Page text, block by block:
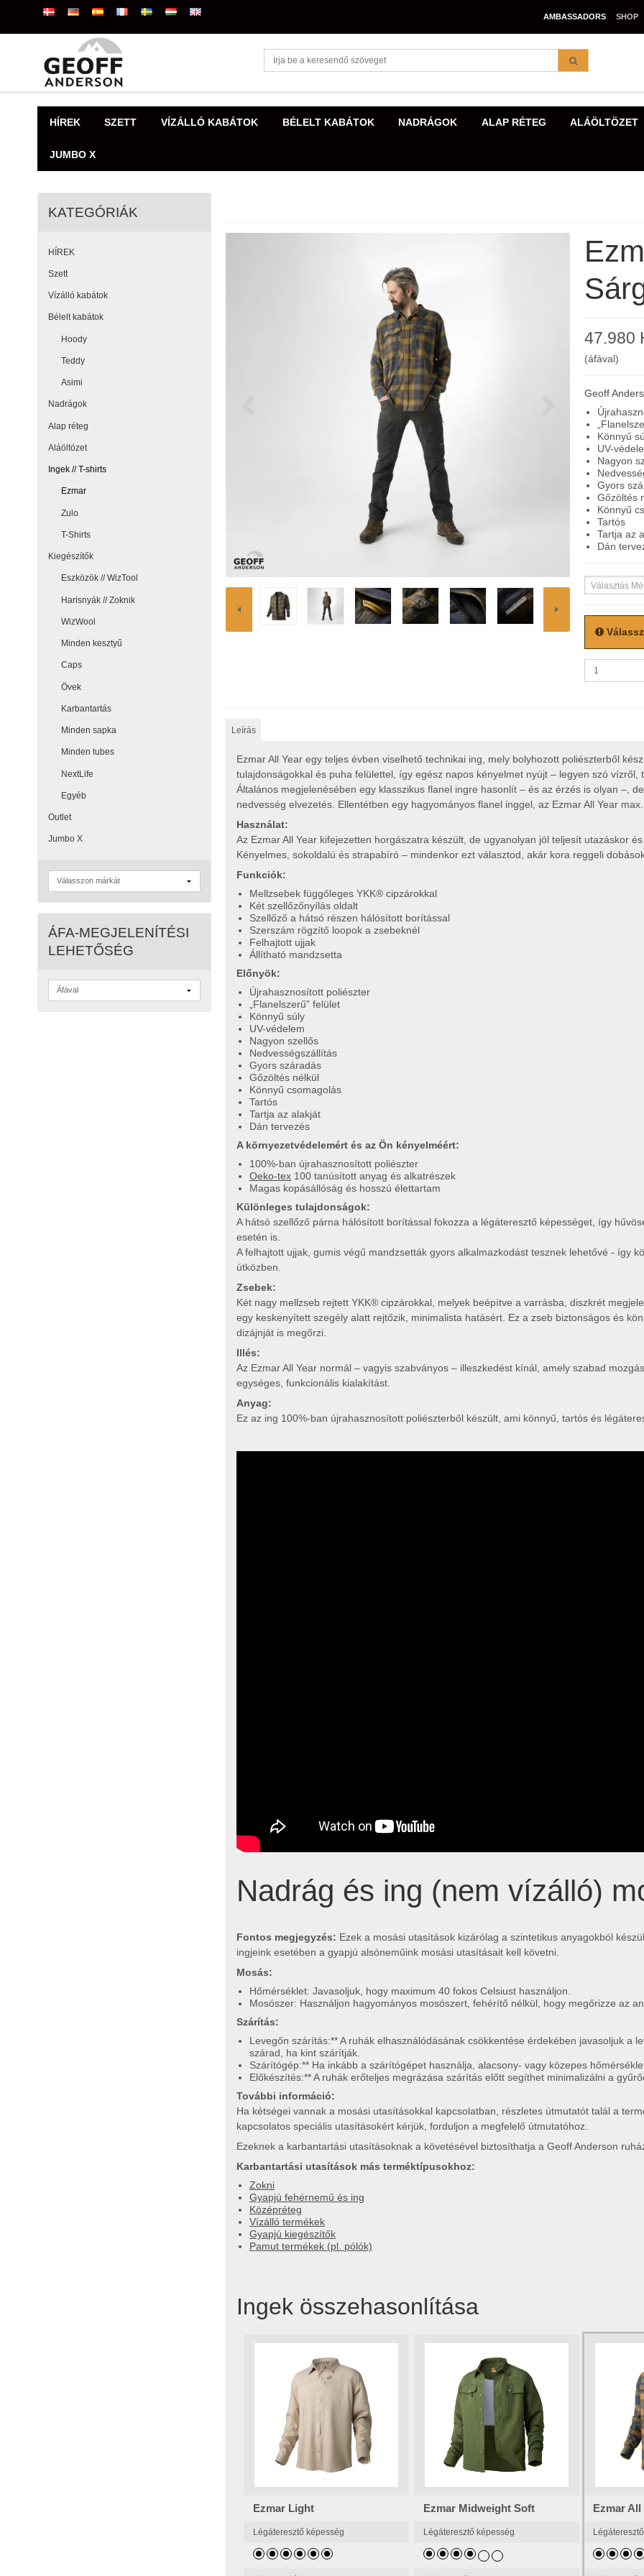
AMBASSADORS SHOP
HÍREK SZETT VÍZÁLLÓ KABÁTOK BÉLELT KABÁTOK NADRÁGOK ALAP RÉTEG ALÁÖLTÖZET
JUMBO X
KATEGÓRIÁK
HÍREK
Szett
Vízálló kabátok
Bélelt kabátok
Hoody
Teddy
Asimi
Nadrágok
Alap réteg
Aláöltözet
Ingek // T-shirts
Ezmar
Zulo
T-Shirts
Kiegészítők
Eszközök // WizTool
Harisnyák // Zoknik
WizWool
Minden kesztyű
Caps
Övek
Karbantartás
Minden sapka
Minden tubes
NextLife
Egyéb
Outlet
Jumbo X
ÁFA-MEGJELENÍTÉSI
LEHETŐSÉG
47.980
(áfával)
Geoff
Könnyű
UV-
Nagyon
Gyors
Gőzöltés
Könnyű
Tartós
Tartja az
Dán
Választás
Leírás
Ezmar All Year egy teljes évben viselhető technikai ing, mely bolyhozott poliészterből
tulajdonságokkal és puha felülettel, így egész napos kényelmet nyújt – legyen szó vízről,
Általános megjelenésében egy klasszikus flanel ingre hasonlít – és az érzés is olyan –,
nedvesség elvezetés. Ellentétben egy hagyományos flanel inggel, az Ezmar All Year
Használat:
Az Ezmar All Year kifejezetten horgászatra készült, de ugyanolyan jól teljesít utazáskor
Kényelmes, sokoldalú és strapabíró – mindenkor ezt választod, akár kora reggeli
Funkciók:
Mellzsebek függőleges YKK® cipzárokkal
Két szellőzőnyílás oldalt
Szellőző a hátsó részen hálósított borítással
Szerszám rögzítő loopok a zsebeknél
Felhajtott ujjak
Állítható mandzsetta
Előnyök:
Újrahasznosított poliészter
Flanelszerű” felület
Könnyű súly
UV-védelem
Nagyon szellős
Nedvességszállítás
Gyors száradás
Gőzöltés nélkül
Könnyű csomagolás
Tartós
Tartja az alakját
Dán tervezés
A környezetvédelemért és az Ön kényelméért:
100%-ban újrahasznosított poliészter
Oeko-tex100 tanúsított anyag és alkatrészek
Magas kopásállóság és hosszú élettartam
Különleges tulajdonságok:
A hátsó szellőző párna hálósított borítással fokozza a légáteresztő képességet, így
esetén is.
A felhajtott ujjak, gumis végű mandzsetták gyors alkalmazkodást tesznek lehetővé - így
útközben.
Zsebek:
Két nagy mellzseb rejtett YKK® cipzárokkal, melyek beépítve a varrásba, diszkrét
egy keskenyített szegély alatt rejtőzik, minimalista hatásért. Ez a zseb biztonságos és
dizájnját is megőrzi.
Illés:
Az Ezmar All Year normál – vagyis szabványos – illeszkedést kínál, amely szabad
egységes, funkcionális kialakítást.
Anyag:
Ez az ing 100%-ban újrahasznosított poliészterből készült, ami könnyű, tartós és
Nadrág és ing (nem vízálló)
Fontos megjegyzés: Ezek a mosási utasítások kizárólag a szintetikus anyagokból
ingjeink esetében a gyapjú alsóneműink mosási utasításait kell követni.
Mosás:
Hőmérséklet: Javasoljuk, hogy maximum 40 fokos Celsiust használjon.
Mosószer: Használjon hagyományos mosószert, fehérítő nélkül, hogy megőrizze az
Szárítás:
Levegőn szárítás:** A ruhák elhasználódásának csökkentése érdekében javasoljuk a
szárad, ha kint szárítják.
Szárítógép:** Ha inkább a szárítógépet használja, alacsony- vagy közepes
Előkészítés:** A ruhák erőteljes megrázása szárítás előtt segíthet minimalizálni a
További információ:
Ha kétségei vannak a mosási utasításokkal kapcsolatban, részletes útmutatót talál a
kapcsolatos speciális utasításokért kérjük, forduljon a megfelelő útmutatóhoz.
Ezeknek a karbantartási utasításoknak a követésével biztosíthatja a Geoff Anderson
Karbantartási utasítások más terméktípusokhoz:
Zokni
Gyapjú fehérnemű és ing
Középréteg
Vízálló termékek
Gyapjú kiegészítők
Pamut termékek (pl. pólók)
Ingek összehasonlítása
Ezmar Light
Légáteresztő képesség
Ezmar Midweight Soft
Légáteresztő képesség
Ezmar All